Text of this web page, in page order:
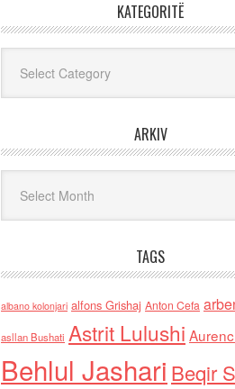
KATEGORITË
ARKIV
TAGS
albano kolonjari alfons Grishaj Anton Cefa
asllan Bushati Astrit Lulushi
Behlul Jashari Beqir